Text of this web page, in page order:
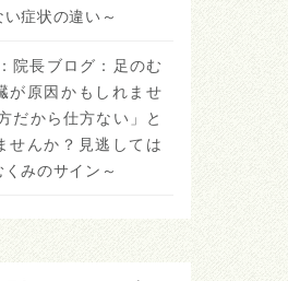
症状の違い～
院長ブログ：足のむ
が原因かもしれませ
だから仕方ない」と
せんか？見逃しては
みのサイン～